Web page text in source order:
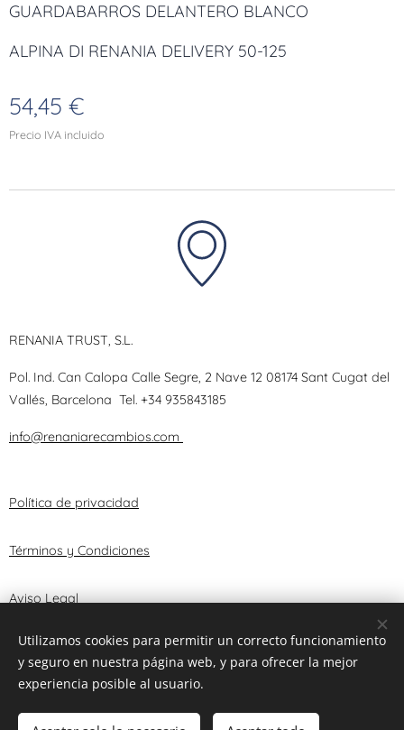
GUARDABARROS DELANTERO BLANCO
ALPINA DI RENANIA DELIVERY 50-125
54,45 €
Precio IVA incluido
RENANIA TRUST, S.L.
Pol. Ind. Can Calopa Calle Segre, 2 Nave 12 08174 Sant Cugat del
Vallés, Barcelona Tel. +34 935843185
info@renaniarecambios.com
Política de privacidad
Términos y Condiciones
Aviso Legal
© 2025 RENANIA TRUST, S.L. Cookies
Utilizamos cookies para permitir un correcto funcionamiento
y seguro en nuestra página web, y para ofrecer la mejor
experiencia posible al usuario.